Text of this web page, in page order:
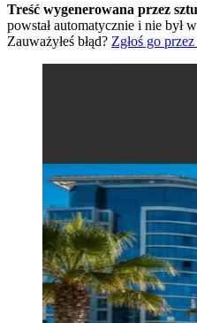
Treść wygenerowana przez
powstał automatycznie i nie był
Zauważyłeś błąd? Zgłoś go